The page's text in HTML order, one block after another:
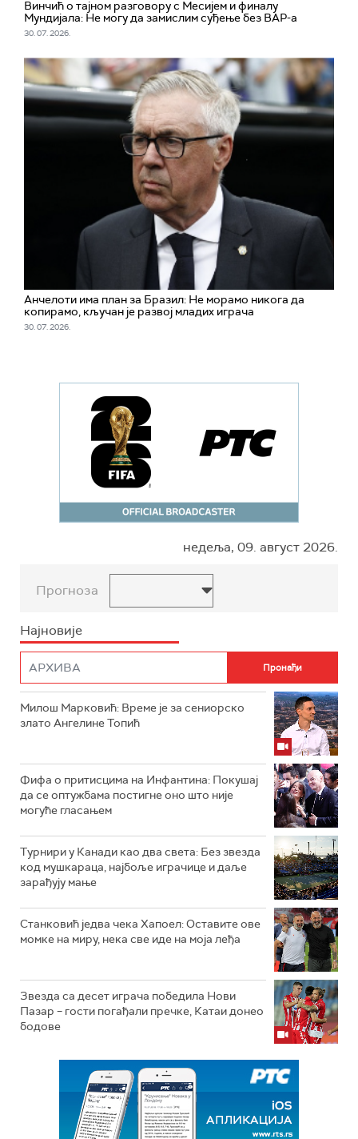
Винчић о тајном разговору с Месијем и финалу
Мундијала: Не могу да замислим суђење без ВАР-а
30. 07. 2026.
Aнчелоти има план за Бразил: Не морамо никога да
копирамо, кључан је развој младих играча
30. 07. 2026.
недеља, 09. август 2026.
Прогноза
Најновије
Милош Марковић: Време је за сениорско
злато Ангелине Топић
Фифа о притисцима на Инфантина: Покушај
да се оптужбама постигне оно што није
могуће гласањем
Турнири у Канади као два света: Без звезда
код мушкараца, најбоље играчице и даље
зарађују мање
Станковић једва чека Хапоел: Оставите ове
момке на миру, нека све иде на моја леђа
Звезда са десет играча победила Нови
Пазар – гости погађали пречке, Катаи донео
бодове